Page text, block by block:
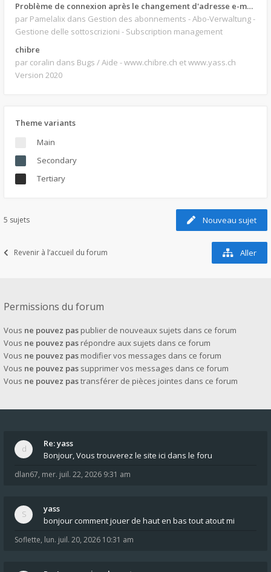
Problème de connexion après le changement d'adresse e-mail.
par Pamelalix dans Gestion des abonnements - Abo-Verwaltung -
Gestione delle sottoscrizioni - Subscription management
chibre
par coralin dans Bugs / Aide - www.chibre.ch et www.yass.ch
Version 2020
Theme variants
Main
Secondary
Tertiary
Nouveau sujet
5 sujets
Revenir à l’accueil du forum Aller
Permissions du forum
Vous ne pouvez pas publier de nouveaux sujets dans ce forum
Vous ne pouvez pas répondre aux sujets dans ce forum
Vous ne pouvez pas modifier vos messages dans ce forum
Vous ne pouvez pas supprimer vos messages dans ce forum
Vous ne pouvez pastransférer de pièces jointes dans ce forum
Re: yass
Bonjour, Vous trouverez le site ici dans le foru
dlan67, mer. juil. 22, 2026 9:31 am
yass
bonjour comment jouer de haut en bas tout atout mi
Soflette, lun. juil. 20, 2026 10:31 am